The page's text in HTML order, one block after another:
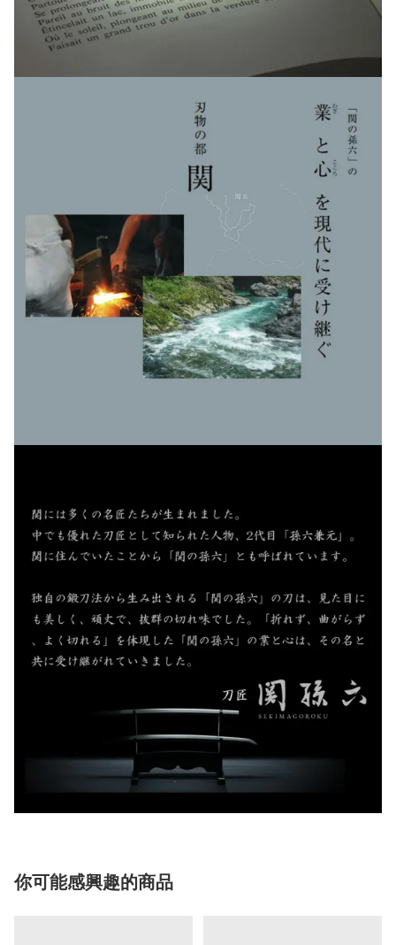
你可能感興趣的商品